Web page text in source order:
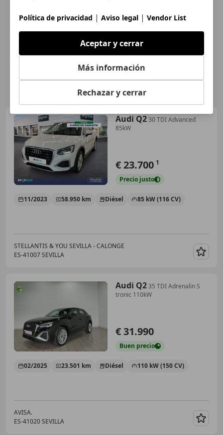
Audi Q230 TDI Advanced
85kW
€ 23.700 1
Precio justo
11/2023 58.950 km Diésel 85 kW (116 CV)
STELLANTIS & YOU SEVILLA - CALONGE
ES-41007 SEVILLA
Audi Q235 TDI Adrenalin S
tronic 110kW
€ 31.990
Buen precio
02/2025 23.501 km Diésel 110 kW (150 CV)
AVISA.
ES-41020 SEVILLA
Política de privacidad | Aviso legal | Vendor List
Aceptar y cerrar
Más información
Rechazar y cerrar